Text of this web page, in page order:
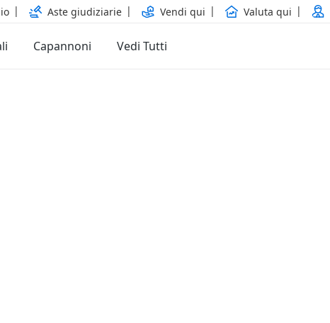
Aste giudiziarie Vendi qui Valuta qui
Capannoni Vedi Tutti